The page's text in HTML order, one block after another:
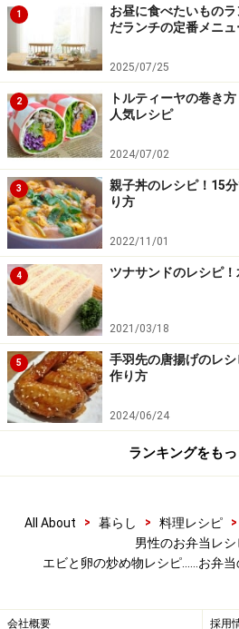
卵を割りほぐし、切ったにら、
1
お昼に食べたいもの
だランチの定番メニュ
2025/07/25
2
トルティーヤの巻き
人気レシピ
2024/07/02
3
親子丼のレシピ！15
り方
2022/11/01
4 ツナサンドのレシピ
2021/03/18
5
手羽先の唐揚げのレ
作り方
2024/06/24
ランキングをも
All About > 暮らし > 料理レシピ >
男性のお弁当レシ
エビと卵の炒め物レシピ……お弁当
会社概要 採用